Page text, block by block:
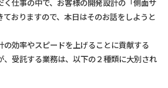
く仕事の中で、お客様の開発設計の「側面サ
ておりますので、本日はそのお話をしようと
の効率やスピードを上げることに貢献する
、受託する業務は、以下の２種類に大別され